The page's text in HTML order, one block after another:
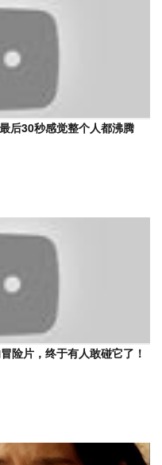
后30秒感觉整个人都沸腾
险片，终于有人敢碰它了！